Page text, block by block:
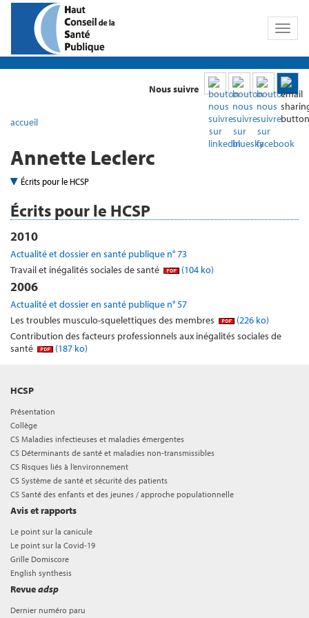
Toggle
Nous suivre
accueil
Annette Leclerc
Écrits pour le HCSP
Écrits pour le HCSP
2010
Actualité et dossier en santé publique n° 73
Travail et inégalités sociales de santé
(104 ko)
2006
Actualité et dossier en santé publique n° 57
Les troubles musculo-squelettiques des membres
(226 ko)
Contribution des facteurs professionnels aux inégalités sociales de
santé
(187 ko)
HCSP
Présentation
Collège
CS Maladies infectieuses et maladies émergentes
CS Déterminants de santé et maladies non-transmissibles
CS Risques liés à l’environnement
CS Système de santé et sécurité des patients
CS Santé des enfants et des jeunes / approche populationnelle
Avis et rapports
Le point sur la canicule
Le point sur la Covid-19
Grille Domiscore
English synthesis
Revueadsp
Dernier numéro paru